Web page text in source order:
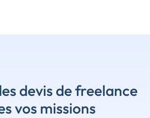
devis de freelance
vos missions